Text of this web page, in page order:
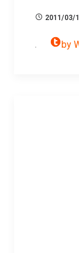
2011/03/
by